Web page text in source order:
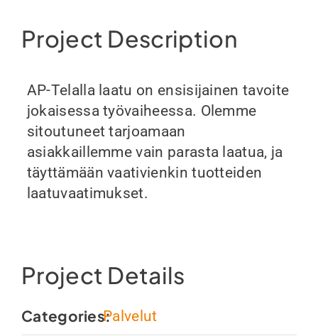
Project Description
AP-Telalla laatu on ensisijainen tavoite
jokaisessa työvaiheessa. Olemme
sitoutuneet tarjoamaan
asiakkaillemme vain parasta laatua, ja
täyttämään vaativienkin tuotteiden
laatuvaatimukset.
Project Details
Categories:Palvelut